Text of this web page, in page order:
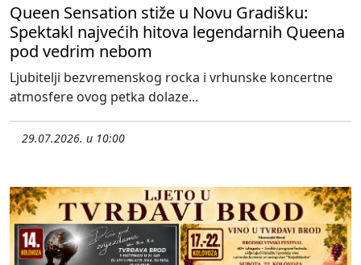
Queen Sensation stiže u Novu Gradišku:
Spektakl najvećih hitova legendarnih Queena
pod vedrim nebom
Ljubitelji bezvremenskog rocka i vrhunske koncertne
atmosfere ovog petka dolaze...
29.07.2026. u 10:00